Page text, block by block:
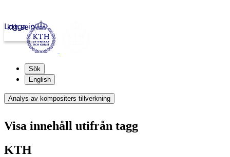
kth.se
Logga in
Sök
English
Analys av kompositers tillverkning
Visa innehåll utifrån tagg
KTH